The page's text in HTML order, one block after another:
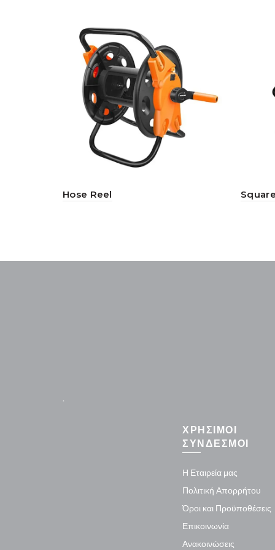
Hose Reel
.
ΧΡΗΣΙΜΟΙ
ΣΥΝΔΕΣΜΟΙ
Η Εταιρεία μας
Πολιτική Απορρήτου
Όροι και Προϋποθέσεις
Επικοινωνία
Ανακοινώσεις